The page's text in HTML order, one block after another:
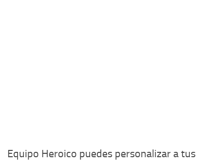
Equipo Heroico puedes personalizar a tus